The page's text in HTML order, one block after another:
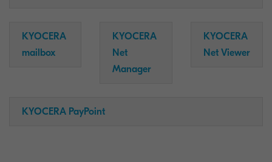
KYOCERA
mailbox
KYOCERA
Net
Manager
KYOCERA
Net Viewer
KYOCERA PayPoint